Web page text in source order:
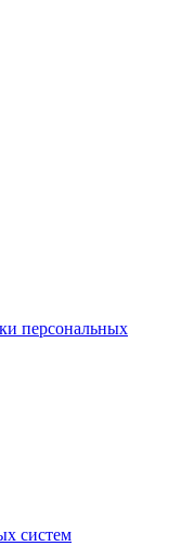
персональных
систем